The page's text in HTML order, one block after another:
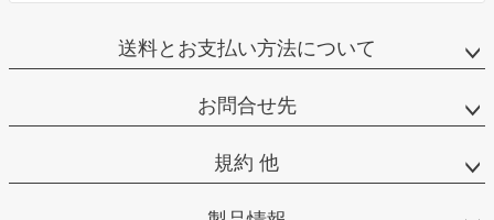
送料とお支払い方法について
お問合せ先
規約 他